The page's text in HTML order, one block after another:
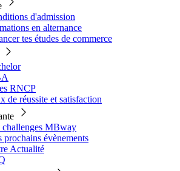
d'admission
en alternance
tes études de commerce
RNCP
de réussite et satisfaction
challenges MBway
prochains évènements
Actualité